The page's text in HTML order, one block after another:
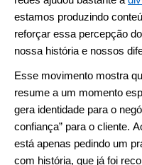
estamos produzindo
reforçar essa percepção
nossa história e nossos
Esse movimento mostra
resume a um momento
gera identidade para o
confiança” para o cliente.
está apenas pedindo um
com história, que já foi